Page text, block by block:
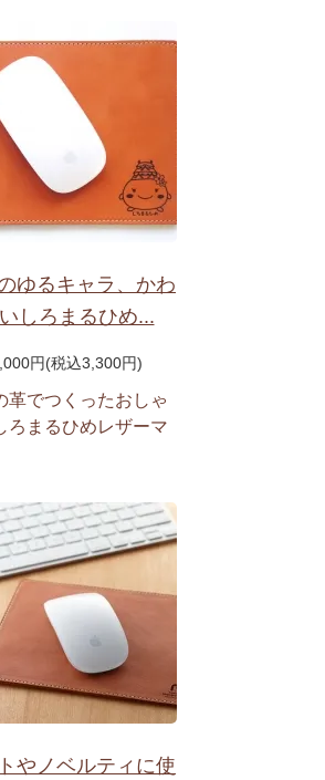
ゆるキャラ、かわ
しろまるひめ...
円(税込3,300円)
革でつくったおしゃ
ろまるひめレザーマ
やノベルティに使